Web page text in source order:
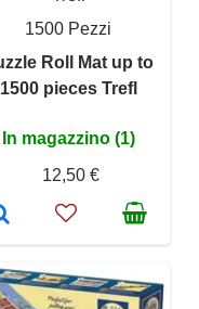
1500 Pezzi
Roll Mat up to
1500 pieces Trefl
In magazzino (1)
12,50 €